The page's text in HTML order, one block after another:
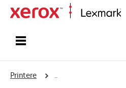
Printere ..